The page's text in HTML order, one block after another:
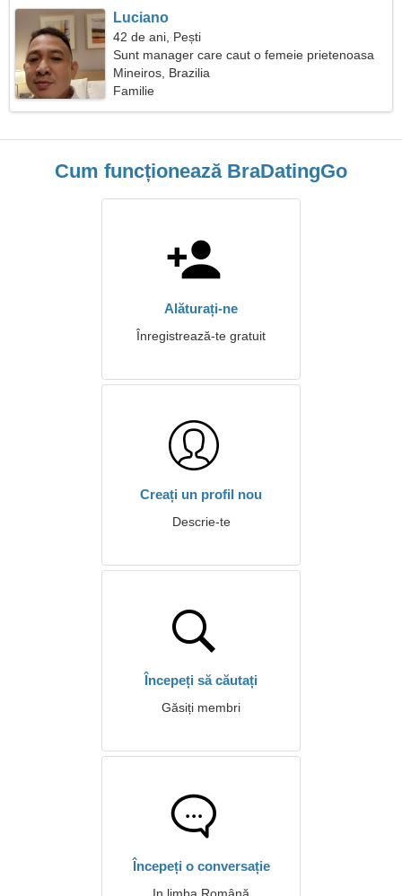
Luciano
42 de ani, Pești
Sunt manager care caut o femeie prietenoasa
Mineiros, Brazilia
Familie
Cum funcționează BraDatingGo
Alăturați-ne
Înregistrează-te gratuit
Creați un profil nou
Descrie-te
Începeți să căutați
Găsiți membri
Începeți o conversație